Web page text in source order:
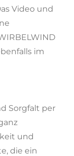
Video und
im
Sorgfalt per
und
die ein